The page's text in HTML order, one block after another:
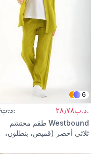
6
.د.ب٢٨٫٧٨ .د.ب٣٧٫٠٣
Westbound طقم محتشم
ثلاثي أخضر (قميص، بنطلون،